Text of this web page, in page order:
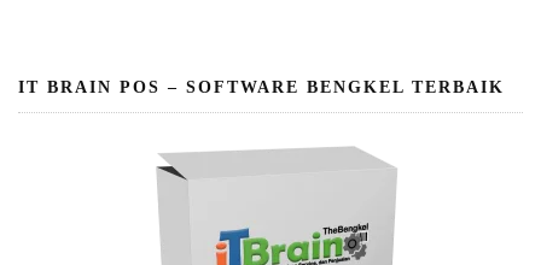
IT BRAIN POS – SOFTWARE BENGKEL TERBAIK